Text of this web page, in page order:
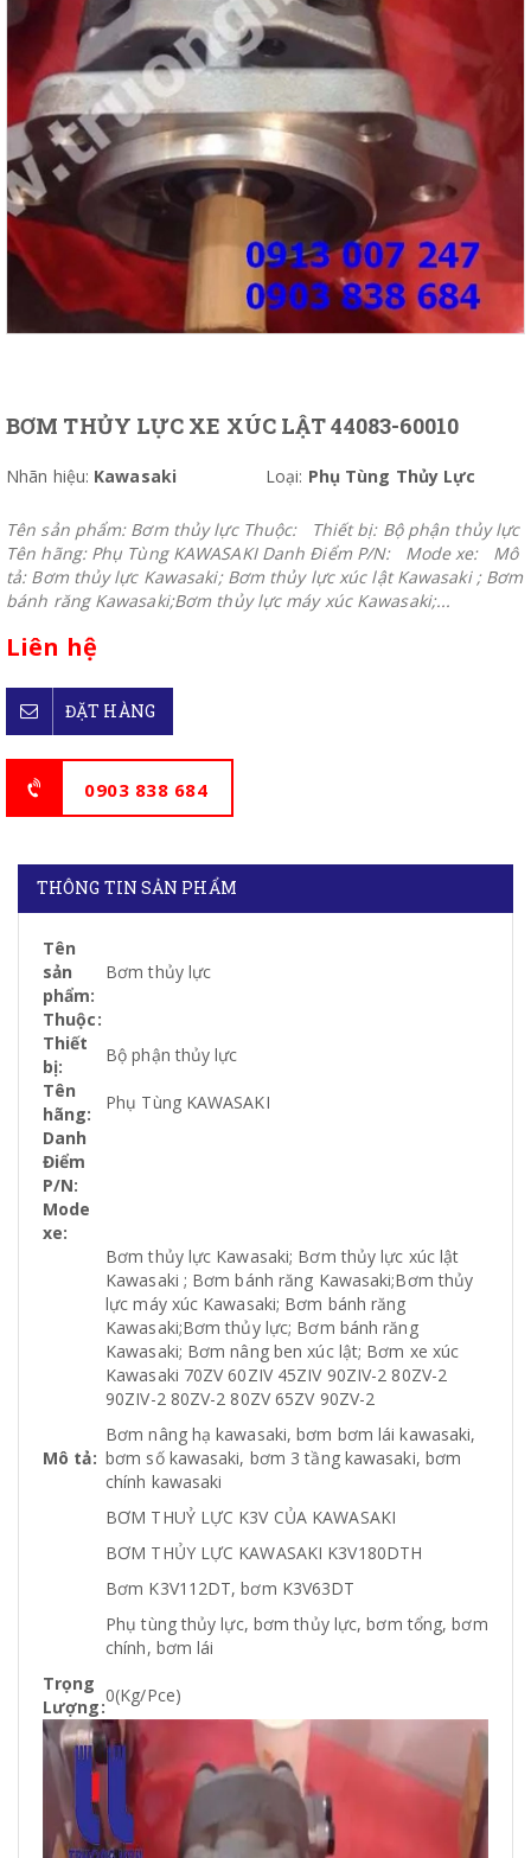
BƠM THỦY LỰC XE XÚC LẬT 44083-60010
Nhãn hiệu: Kawasaki Loại: Phụ Tùng Thủy Lực
Tên sản phẩm: Bơm thủy lực Thuộc: Thiết bị: Bộ phận thủy lực
Tên hãng: Phụ Tùng KAWASAKI Danh Điểm P/N: Mode xe: Mô
tả: Bơm thủy lực Kawasaki; Bơm thủy lực xúc lật Kawasaki ; Bơm
bánh răng Kawasaki;Bơm thủy lực máy xúc Kawasaki;...
Liên hệ
ĐẶT HÀNG
0903 838 684
THÔNG TIN SẢN PHẨM
Tên
sản
phẩm:
Bơm thủy lực
Thuộc:
Thiết
bị:
Bộ phận thủy lực
Tên
hãng:
Phụ Tùng KAWASAKI
Danh
Điểm
P/N:
Mode
xe:
Mô tả:
Bơm thủy lực Kawasaki; Bơm thủy lực xúc lật
Kawasaki ; Bơm bánh răng Kawasaki;Bơm thủy
lực máy xúc Kawasaki; Bơm bánh răng
Kawasaki;Bơm thủy lực; Bơm bánh răng
Kawasaki; Bơm nâng ben xúc lật; Bơm xe xúc
Kawasaki 70ZV 60ZIV 45ZIV 90ZIV-2 80ZV-2
90ZIV-2 80ZV-2 80ZV 65ZV 90ZV-2
Bơm nâng hạ kawasaki, bơm bơm lái kawasaki,
bơm số kawasaki, bơm 3 tầng kawasaki, bơm
chính kawasaki
BƠM THUỶ LỰC K3V CỦA KAWASAKI
BƠM THỦY LỰC KAWASAKI K3V180DTH
Bơm K3V112DT, bơm K3V63DT
Phụ tùng thủy lực, bơm thủy lực, bơm tổng, bơm
chính, bơm lái
Trọng
Lượng:
0(Kg/Pce)